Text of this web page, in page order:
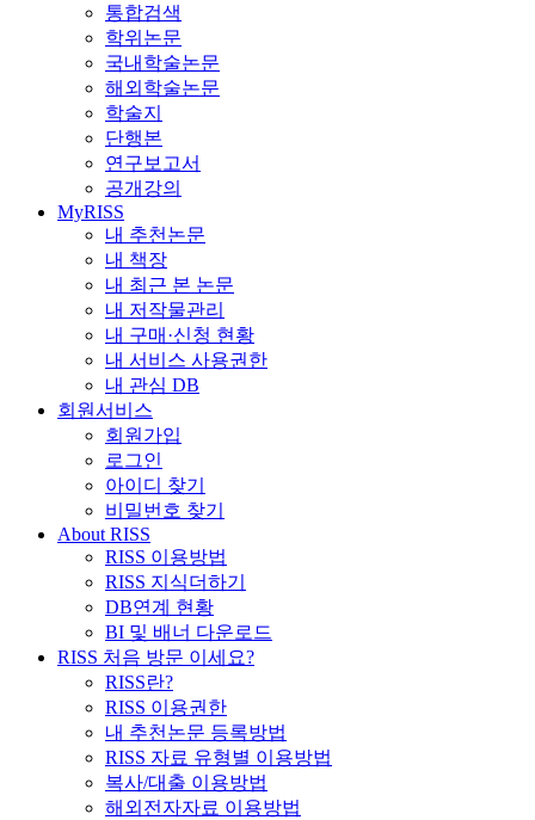
통합검색
학위논문
국내학술논문
해외학술논문
학술지
단행본
연구보고서
공개강의
MyRISS
내 추천논문
내 책장
내 최근 본 논문
내 저작물관리
내 구매·신청 현황
내 서비스 사용권한
내 관심 DB
회원서비스
회원가입
로그인
아이디 찾기
비밀번호 찾기
About RISS
RISS 이용방법
RISS 지식더하기
DB연계 현황
BI 및 배너 다운로드
RISS 처음 방문 이세요?
RISS란?
RISS 이용권한
내 추천논문 등록방법
RISS 자료 유형별 이용방법
복사/대출 이용방법
해외전자자료 이용방법